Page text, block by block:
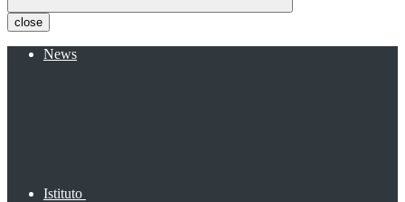
close
News
Istituto